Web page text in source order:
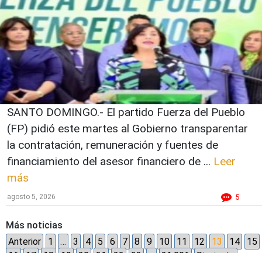
SANTO DOMINGO.- El partido Fuerza del Pueblo
(FP) pidió este martes al Gobierno transparentar
la contratación, remuneración y fuentes de
financiamiento del asesor financiero de ... Leer
más
agosto 5, 2026 5
Más noticias
Anterior
1 … 3 4 5 6 7 8 9 10 11 12 13 14
15